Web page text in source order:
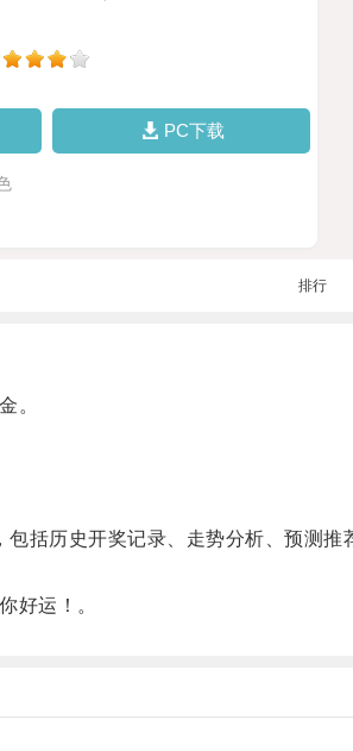
PC下载
排行
。
括历史开奖记录、走势分析、预测推
好运！。